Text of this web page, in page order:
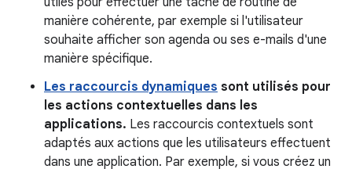
manière cohérente, par exemple si l'utilisateur
souhaite afficher son agenda ou ses e-mails d'une
manière spécifique.
Les raccourcis dynamiques sont utilisés pour
les actions contextuelles dans les
applications. Les raccourcis contextuels sont
adaptés aux actions que les utilisateurs effectuent
dans une application. Par exemple, si vous créez un